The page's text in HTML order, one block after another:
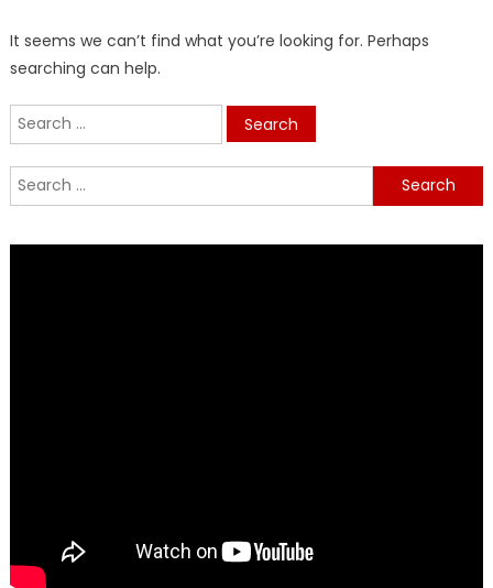
It seems we can’t find what you’re looking for. Perhaps
searching can help.
Search
for:
Search
for: